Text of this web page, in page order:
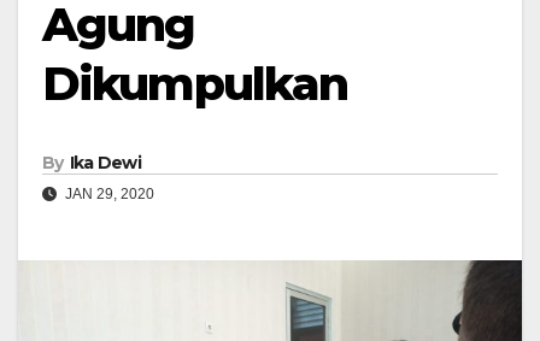
Agung
Dikumpulkan
By Ika Dewi
JAN 29, 2020